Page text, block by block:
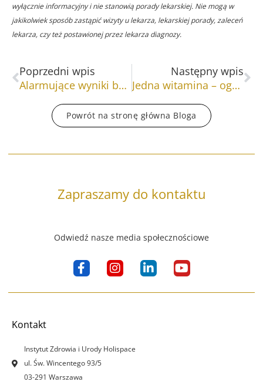
wyłącznie informacyjny i nie stanowią porady lekarskiej. Nie mogą w
jakikolwiek sposób zastąpić wizyty u lekarza, lekarskiej porady, zaleceń
lekarza, czy też postawionej przez lekarza diagnozy.
Prev
Poprzedni wpis
Alarmujące wyniki badań nad melatoniną
Następny wpis
Jedna witamina – ogromne znaczenie dla zdrowia
Powrót na stronę główna Bloga
Zapraszamy do kontaktu
Odwiedź nasze media społecznościowe
F
a
c
k
-
f
I
n
s
a
L
i
n
Y
o
u
Kontakt
Instytut Zdrowia i Urody Holispace
ul. Św. Wincentego 93/5
03-291 Warszawa